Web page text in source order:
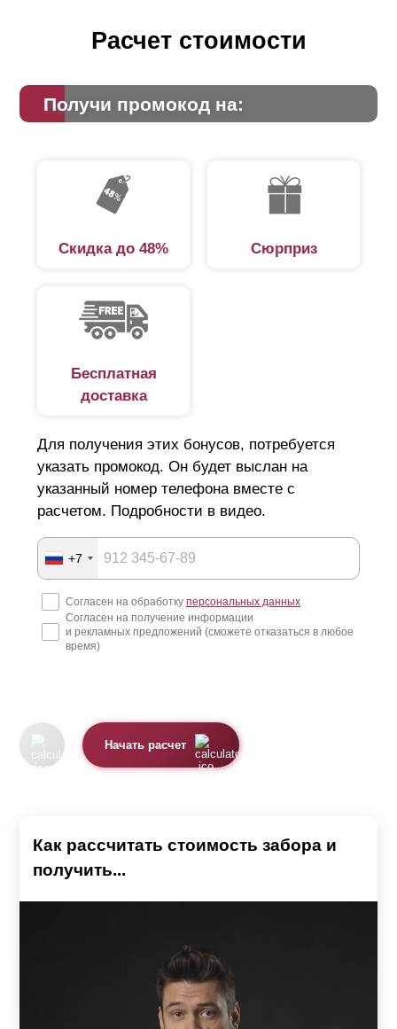
Расчет стоимости
Получи промокод на:
Скидка до 48% Сюрприз
Бесплатная
доставка
Для получения этих бонусов, потребуется
указать промокод. Он будет выслан на
указанный номер телефона вместе с
расчетом. Подробности в видео.
+7
Согласен на обработку персональных данных
Согласен на получение информации
и рекламных предложений (сможете отказаться в любое
время)
Начать расчет
Как рассчитать стоимость забора и
получить...